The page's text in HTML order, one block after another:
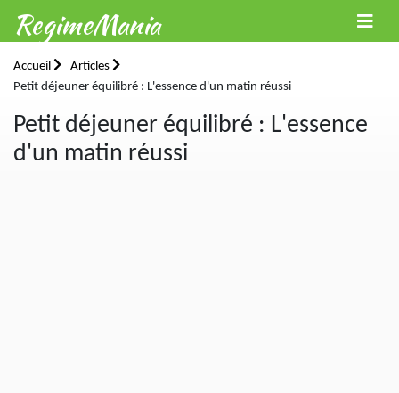
RegimeMania
Accueil
Articles
Petit déjeuner équilibré : L'essence d'un matin réussi
Petit déjeuner équilibré : L'essence
d'un matin réussi